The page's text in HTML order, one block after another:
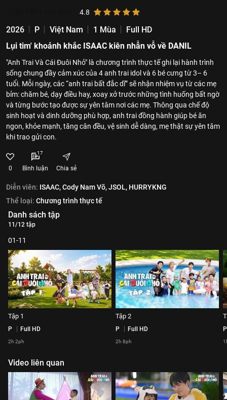
4.8
2026 P Việt Nam 1 Mùa
Full HD
Lụi tim' khoảnh khắc ISAAC kiên nhẫn vỗ về DANIL
"Anh Trai Và Cái Đuôi Nhỏ" là chương trình thực tế ghi lại hành trình
sống chung đầy cảm xúc của 4 anh trai idol và 6 bé cưng từ 3– 6
tuổi. Mỗi ngày, các “anh trai bất đắc dĩ” sẽ nhận nhiệm vụ từ các mẹ
bỉm: chăm bé, dạy điều hay, xoay xở trước những tình huống bất ngờ
và từng bước tạo được sự yên tâm nơi các mẹ. Thông qua chế độ
sinh hoạt và dinh dưỡng phù hợp, anh trai đồng hành giúp bé ăn
ngon, khỏe mạnh, tăng cân đều, vệ sinh dễ dàng, mẹ thật sự yên tâm
khi trao gửi con.
0
17
Bình luận Chia sẻ
Diễn viên: ISAAC,Cody Nam Võ,JSOL, HURRYKNG
Thể loại: Chương trình thực tế
Danh sách tập
11/12 tập
01-11
Tập 1
P Full HD
2h 2ph
Tập 2
P Full HD
2h 8ph
P
Video liên quan